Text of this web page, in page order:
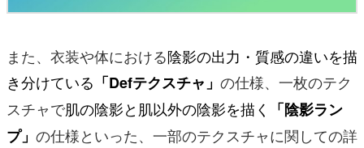
また、衣装や体における陰影の出力・質感の違いを描
き分けている 「Defテクスチャ」 の仕様、一枚のテク
スチャで肌の陰影と肌以外の陰影を描く
「陰影ラン
プ」 の仕様といった、一部のテクスチャに関しての詳